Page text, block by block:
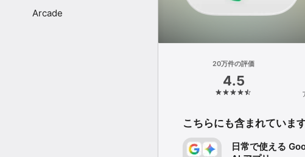
Arcade
20万件の評価
4.5
こちらにも含まれていま
日常で使える